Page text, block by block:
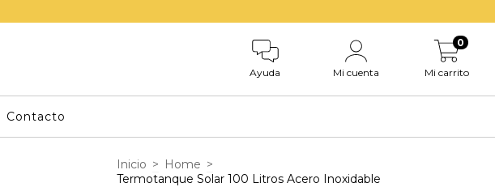
Ayuda Mi cuenta Mi carrito
0
Contacto
Inicio > Home >
Termotanque Solar 100 Litros Acero Inoxidable